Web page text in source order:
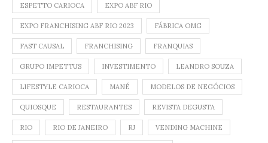
ESPETTO CARIOCA EXPO ABF RIO
EXPO FRANCHISING ABF RIO 2023 FÁBRICA OMG
FAST CAUSAL FRANCHISING FRANQUIAS
GRUPO IMPETTUS INVESTIMENTO LEANDRO SOUZA
LIFESTYLE CARIOCA MANÉ MODELOS DE NEGÓCIOS
QUIOSQUE RESTAURANTES REVISTA DEGUSTA
RIO RIO DE JANEIRO RJ VENDING MACHINE